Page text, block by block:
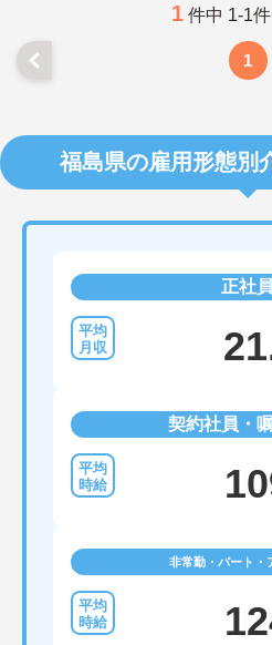
1 件中 1-1
1
福島県の雇用形態別
正社員
契約社員・
非常勤・パート・